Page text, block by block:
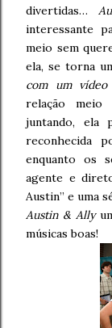
divertidas…
interessante
meio sem
ela, se torna
com um
relação meio
juntando, ela
reconhecida
enquanto os
agente e
Austin” e uma
Austin & Ally
músicas boas!